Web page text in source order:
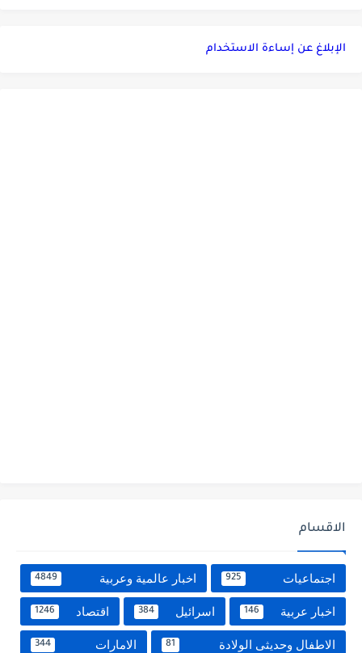
الإبلاغ عن إساءة الاستخدام
الاقسام
اجتماعيات 925 اخبار عالمية وعربية 4849
اخبار عربية 146 اسرائيل 384 اقتصاد 1246
الاطفال وحديثى الولادة 81 الامارات 344